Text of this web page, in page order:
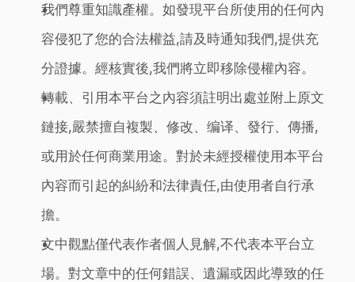
我們尊重知識產權。如發現平台所使用的任何內
容侵犯了您的合法權益,請及時通知我們,提供充
分證據。經核實後,我們將立即移除侵權內容。
轉載、引用本平台之內容須註明出處並附上原文
鏈接,嚴禁擅自複製、修改、编译、發行、傳播,
或用於任何商業用途。對於未經授權使用本平台
內容而引起的糾紛和法律責任,由使用者自行承
擔。
文中觀點僅代表作者個人見解,不代表本平台立
場。對文章中的任何錯誤、遺漏或因此導致的任